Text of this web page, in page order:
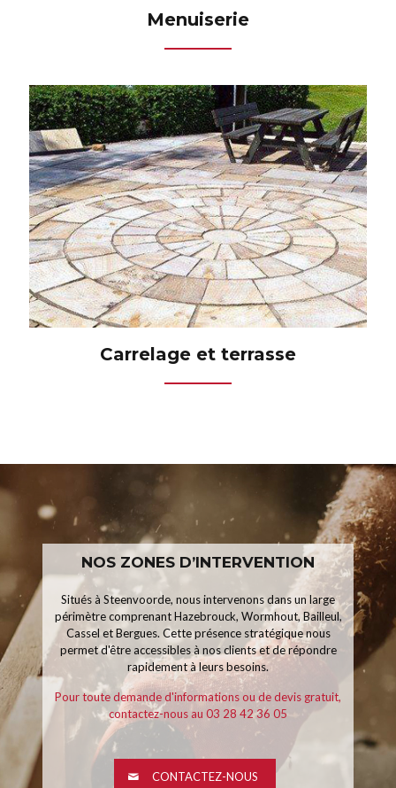
Menuiserie
Carrelage et terrasse
NOS ZONES D’INTERVENTION
Situés à Steenvoorde, nous intervenons dans un large
périmètre comprenant Hazebrouck, Wormhout, Bailleul,
Cassel et Bergues. Cette présence stratégique nous
permet d'être accessibles à nos clients et de répondre
rapidement à leurs besoins.
Pour toute demande d'informations ou de devis gratuit,
contactez-nous au 03 28 42 36 05
CONTACTEZ-NOUS